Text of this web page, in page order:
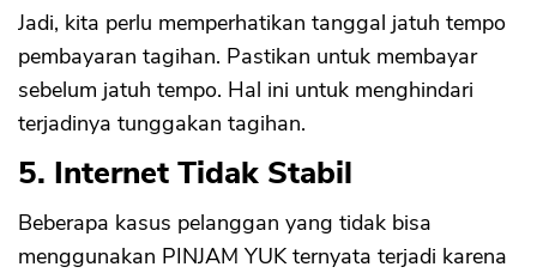
Jadi, kita perlu memperhatikan tanggal jatuh tempo
pembayaran tagihan. Pastikan untuk membayar
sebelum jatuh tempo. Hal ini untuk menghindari
terjadinya tunggakan tagihan.
5. Internet Tidak Stabil
Beberapa kasus pelanggan yang tidak bisa
menggunakan PINJAM YUK ternyata terjadi karena